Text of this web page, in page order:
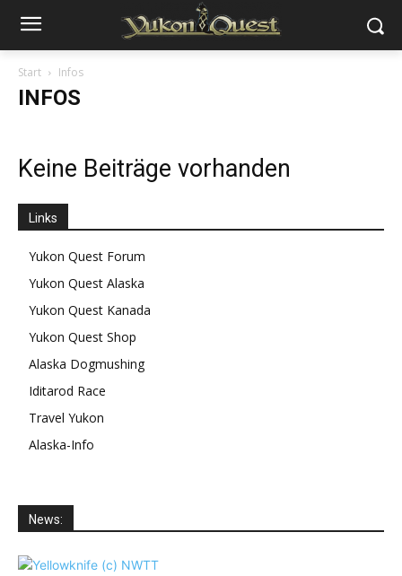
Start Infos
INFOS
Keine Beiträge vorhanden
Links
Yukon Quest Forum
Yukon Quest Alaska
Yukon Quest Kanada
Yukon Quest Shop
Alaska Dogmushing
Iditarod Race
Travel Yukon
Alaska-Info
News: